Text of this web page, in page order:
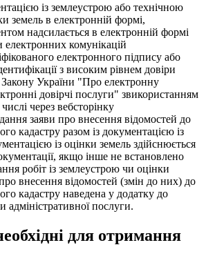
із землеустрою або технічною
земель в електронній формі,
надсилається в електронній формі
електронних комунікацій
електронного підпису або
з високим рівнем довіри
України "Про електронну
довірчі послуги" звикористанням
через вебсторінку
заяви про внесення відомостей до
кадастру разом із документацією із
із оцінки земель здійснюється
якщо інше не встановлено
робіт із землеустрою чи оцінки
внесення відомостей (змін до них) до
кадастру наведена у додатку до
адміністративної послуги.
для отримання